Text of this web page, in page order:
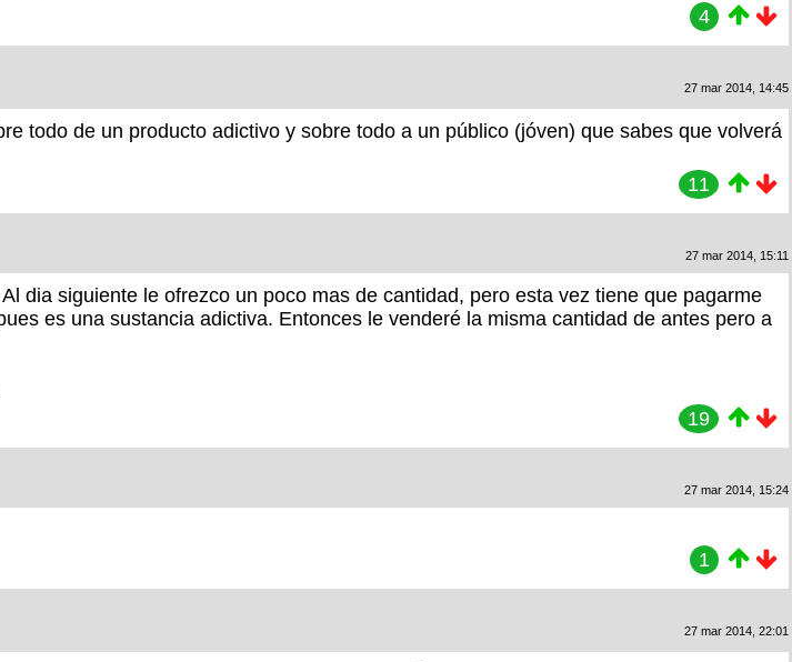
4
27 mar 2014, 14:45
todo de un producto adictivo y sobre todo a un público (jóven) que sabes que volverá
11
27 mar 2014, 15:11
dia siguiente le ofrezco un poco mas de cantidad, pero esta vez tiene que pagarme
es una sustancia adictiva. Entonces le venderé la misma cantidad de antes pero a
19
27 mar 2014, 15:24
1
27 mar 2014, 22:01